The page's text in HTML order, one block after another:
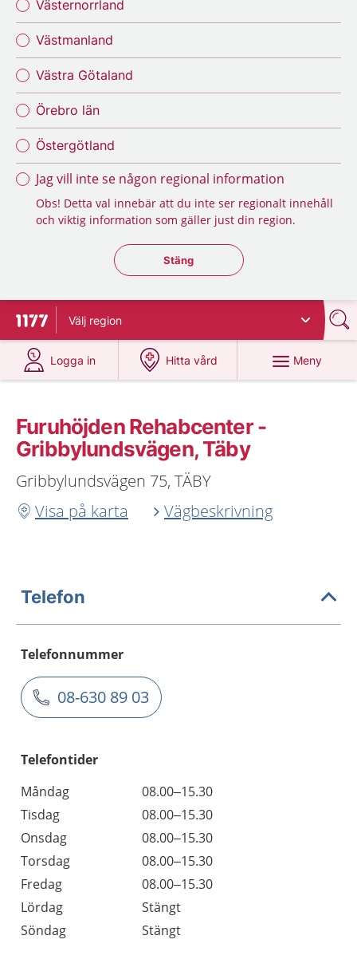
Västernorrland
Västmanland
Västra Götaland
Örebro län
Östergötland
Jag vill inte se någon regional information
Obs! Detta val innebär att du inte ser regionalt innehåll
och viktig information som gäller just din region.
Stäng regionsväljaren
Stäng
Till startsidan för 1177
Välj region
Logga in
på 1177.se
Hitta vård
på 1177.se
Meny
Furuhöjden Rehabcenter -
Gribbylundsvägen, Täby
Gribbylundsvägen 75, TÄBY
Visa på karta
Vägbeskrivning
Telefon
Telefonnummer
08-630 89 03
Telefontider
Måndag
08.00–15.30
Tisdag
08.00–15.30
Onsdag
08.00–15.30
Torsdag
08.00–15.30
Fredag
08.00–15.30
Lördag
Stängt
Söndag
Stängt